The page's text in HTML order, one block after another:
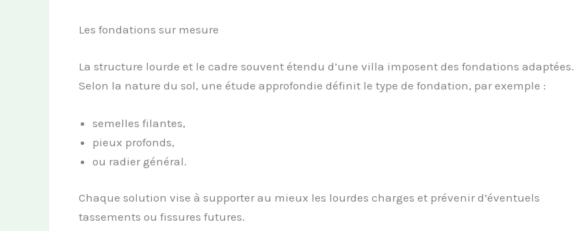
Les fondations sur mesure
La structure lourde et le cadre souvent étendu d’une villa imposent des fondations adaptées.
Selon la nature du sol, une étude approfondie définit le type de fondation, par exemple :
semelles filantes,
pieux profonds,
ou radier général.
Chaque solution vise à supporter au mieux les lourdes charges et prévenir d’éventuels
tassements ou fissures futures.